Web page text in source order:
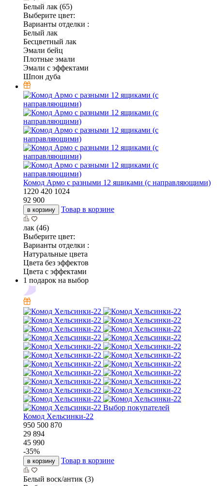
Белый лак (65)
Выберите цвет:
Варианты отделки :
Белый лак
Бесцветный лак
Эмали бейц
Плотные эмали
Эмали с эффектами
Шпон дуба
Комод Армо с разными 12 ящиками (с направляющими)
1220 420 1024
92 900
в корзину Товар в корзине
лак (46)
Выберите цвет:
Варианты отделки :
Натуральные цвета
Цвета без эффектов
Цвета с эффектами
1 подарок на выбор
Выбор покупателей
Комод Хельсинки-22
950 500 870
29 894
45 990
-35%
в корзину Товар в корзине
Белый воск/антик (3)